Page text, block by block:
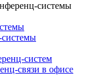
системы
систем
связи в офисе